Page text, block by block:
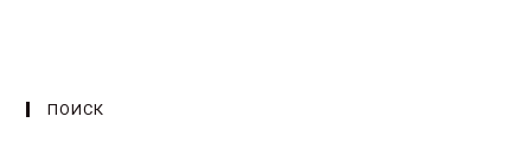
ПОИСК